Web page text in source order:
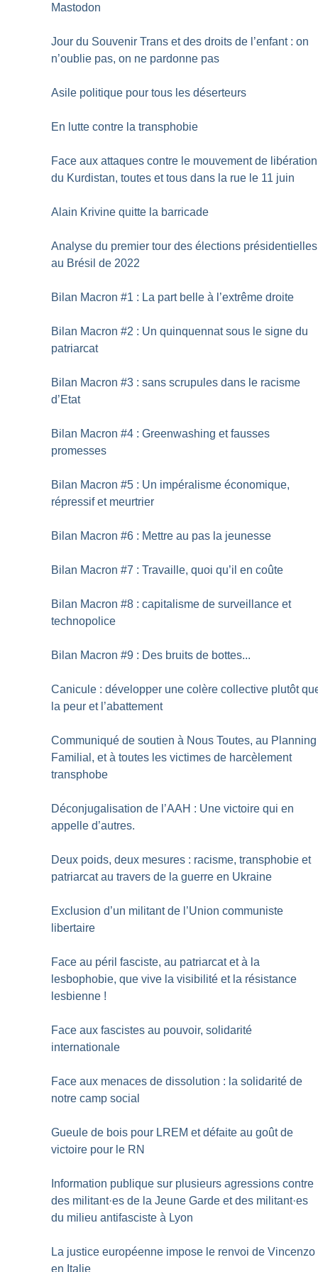
Mastodon
Jour du Souvenir Trans et des droits de l’enfant : on
n’oublie pas, on ne pardonne pas
Asile politique pour tous les déserteurs
En lutte contre la transphobie
Face aux attaques contre le mouvement de libération
du Kurdistan, toutes et tous dans la rue le 11 juin
Alain Krivine quitte la barricade
Analyse du premier tour des élections présidentielles
au Brésil de 2022
Bilan Macron #1 : La part belle à l’extrême droite
Bilan Macron #2 : Un quinquennat sous le signe du
patriarcat
Bilan Macron #3 : sans scrupules dans le racisme
d’Etat
Bilan Macron #4 : Greenwashing et fausses
promesses
Bilan Macron #5 : Un impéralisme économique,
répressif et meurtrier
Bilan Macron #6 : Mettre au pas la jeunesse
Bilan Macron #7 : Travaille, quoi qu’il en coûte
Bilan Macron #8 : capitalisme de surveillance et
technopolice
Bilan Macron #9 : Des bruits de bottes...
Canicule : développer une colère collective plutôt
la peur et l’abattement
Communiqué de soutien à Nous Toutes, au Planning
Familial, et à toutes les victimes de harcèlement
transphobe
Déconjugalisation de l’AAH : Une victoire qui en
appelle d’autres.
Deux poids, deux mesures : racisme, transphobie et
patriarcat au travers de la guerre en Ukraine
Exclusion d’un militant de l’Union communiste
libertaire
Face au péril fasciste, au patriarcat et à la
lesbophobie, que vive la visibilité et la résistance
lesbienne !
Face aux fascistes au pouvoir, solidarité
internationale
Face aux menaces de dissolution : la solidarité de
notre camp social
Gueule de bois pour LREM et défaite au goût de
victoire pour le RN
Information publique sur plusieurs agressions contre
des militant·es de la Jeune Garde et des militant·es
du milieu antifasciste à Lyon
La justice européenne impose le renvoi de Vincenzo
en Italie